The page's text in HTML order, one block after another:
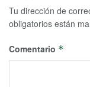
Tu dirección de
obligatorios están
Comentario *